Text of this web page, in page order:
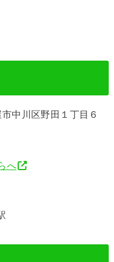
中川区野田１丁目６
へ